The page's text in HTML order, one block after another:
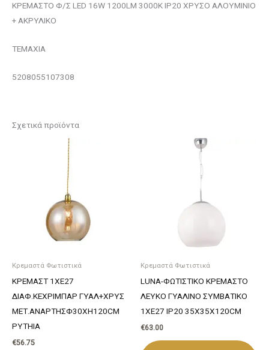
ΚΡΕΜΑΣΤΟ Φ/Σ LED 16W 1200LM 3000K IP20 ΧΡΥΣΟ ΑΛΟΥΜΙΝΙΟ
+ ΑΚΡΥΛΙΚΟ
ΤΕΜΑΧΙΑ
5208055107308
Σχετικά προϊόντα
Κρεμαστά Φωτιστικά
ΚΡΕΜΑΣΤ 1ΧΕ27
ΔΙΑΦ.ΚΕΧΡΙΜΠΑΡ ΓΥΑΛ+ΧΡΥΣ
ΜΕΤ.ΑΝΑΡΤΗΣΦ30ΧΗ120CM
PYTHIA
€56.75
Κρεμαστά Φωτιστικά
LUNA-ΦΩΤΙΣΤΙΚΟ ΚΡΕΜΑΣΤΟ
ΛΕΥΚΟ ΓΥΑΛΙΝΟ ΣΥΜΒΑΤΙΚΟ
1XE27 IP20 35X35X120CM
€63.00